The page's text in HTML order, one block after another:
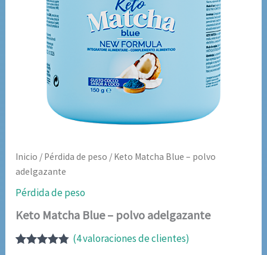
Inicio / Pérdida de peso / Keto Matcha Blue – polvo
adelgazante
Pérdida de peso
Keto Matcha Blue – polvo adelgazante
(4valoraciones de clientes)